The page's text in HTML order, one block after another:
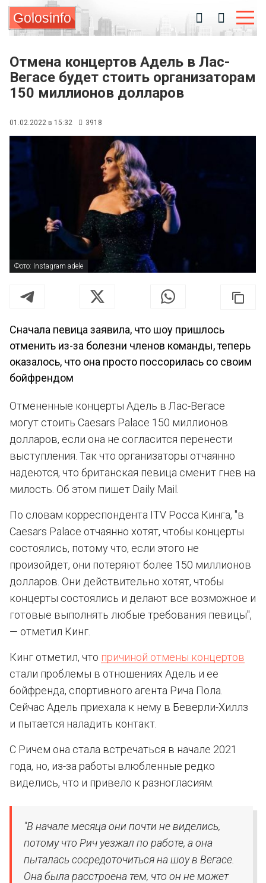
Golosinfo
Отмена концертов Адель в Лас-
Вегасе будет стоить организаторам
150 миллионов долларов
01.02.2022 в 15:32 3918
Фото: Instagram adele
Сначала певица заявила, что шоу пришлось
отменить из-за болезни членов команды, теперь
оказалось, что она просто поссорилась со своим
бойфрендом
Отмененные концерты Адель в Лас-Вегасе
могут стоить Caesars Palace 150 миллионов
долларов, если она не согласится перенести
выступления. Так что организаторы отчаянно
надеются, что британская певица сменит гнев на
милость. Об этом пишет Daily Mail.
По словам корреспондента ITV Росса Кинга, "в
Caesars Palace отчаянно хотят, чтобы концерты
состоялись, потому что, если этого не
произойдет, они потеряют более 150 миллионов
долларов. Они действительно хотят, чтобы
концерты состоялись и делают все возможное и
готовые выполнять любые требования певицы",
— отметил Кинг.
Кинг отметил, что причиной отмены концертов
стали проблемы в отношениях Адель и ее
бойфренда, спортивного агента Рича Пола.
Сейчас Адель приехала к нему в Беверли-Хиллз
и пытается наладить контакт.
С Ричем она стала встречаться в начале 2021
года, но, из-за работы влюбленные редко
виделись, что и привело к разногласиям.
"В начале месяца они почти не виделись,
потому что Рич уезжал по работе, а она
пыталась сосредоточиться на шоу в Вегасе.
Она была расстроена тем, что он не может